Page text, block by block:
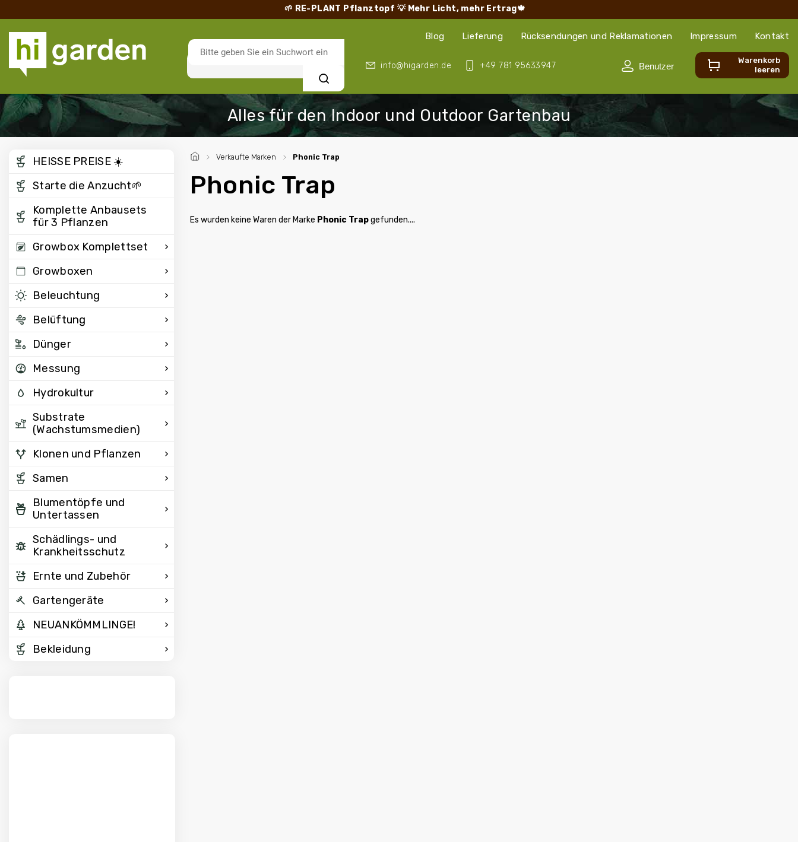
🌱 RE-PLANT Pflanztopf 💡 Mehr Licht, mehr Ertrag🍁
+49 781 95633947
info@higarden.de
Blog Lieferung Rücksendungen und Reklamationen Impressum Kontakt
Suchen
Warenkorb
leeren
/ Verkaufte Marken / Phonic Trap
HEISSE PREISE ☀️
Starte die Anzucht🌱
Komplette Anbausets
für 3 Pflanzen
Growbox Komplettset
Growboxen
Beleuchtung
Belüftung
Dünger
Messung
Hydrokultur
Substrate
(Wachstumsmedien)
Klonen und Pflanzen
Samen
Blumentöpfe und
Untertassen
Schädlings- und
Krankheitsschutz
Ernte und Zubehör
Gartengeräte
NEUANKÖMMLINGE!
Bekleidung
Phonic Trap
Es wurden keine Waren der Marke Phonic Trapgefunden....